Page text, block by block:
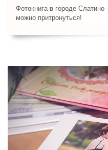
Фотокнига в городе
можно притронуться!